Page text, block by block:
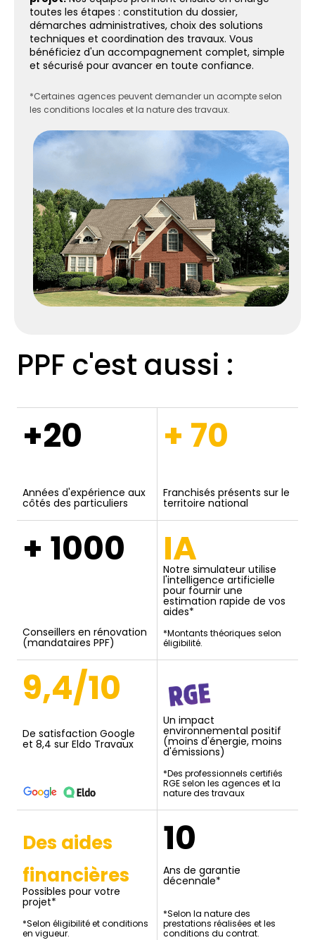
toutes les étapes : constitution du dossier,
démarches administratives, choix des solutions
techniques et coordination des travaux. Vous
bénéficiez d'un accompagnement complet, simple
et sécurisé pour avancer en toute confiance.
*Certaines agences peuvent demander un acompte selon
les conditions locales et la nature des travaux.
PPF c'est aussi :
+20
Années d'expérience aux
côtés des particuliers
+ 70
Franchisés présents sur le
territoire national
+ 1000
Conseillers en rénovation
(mandataires PPF)
IA
Notre simulateur utilise
l'intelligence artificielle
pour fournir une
estimation rapide de vos
aides*
*Montants théoriques selon
éligibilité.
9,4/10
De satisfaction Google
et 8,4 sur Eldo Travaux
Un impact
environnemental positif
(moins d'énergie, moins
d'émissions)
*Des professionnels certifiés
RGE selon les agences et la
nature des travaux
Des aides
financières
Possibles pour votre
projet*
*Selon éligibilité et conditions
en vigueur.
10
Ans de garantie
décennale*
*Selon la nature des
prestations réalisées et les
conditions du contrat.